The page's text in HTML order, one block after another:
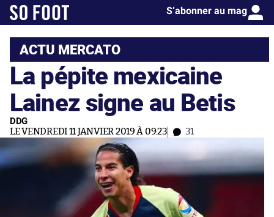
S’abonner au mag
ACTU MERCATO
La pépite mexicaine
Lainez signe au Betis
DDG
LE VENDREDI 11 JANVIER 2019 À 09:23 31